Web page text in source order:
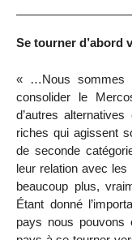
Se tourner d’abord
« …Nous sommes
consolider le
d’autres
riches qui agissent
de seconde
leur relation avec les
beaucoup plus,
Étant donné
pays nous pouvons